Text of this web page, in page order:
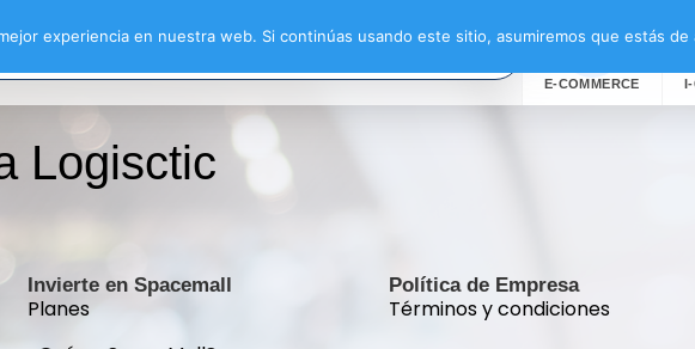
E-COMMERCE I-
Logisctic
Invierte en Spacemall
Planes
Política de Empresa
Términos y condiciones
experiencia en nuestra web. Si continúas usando este sitio, asumiremos que estás de